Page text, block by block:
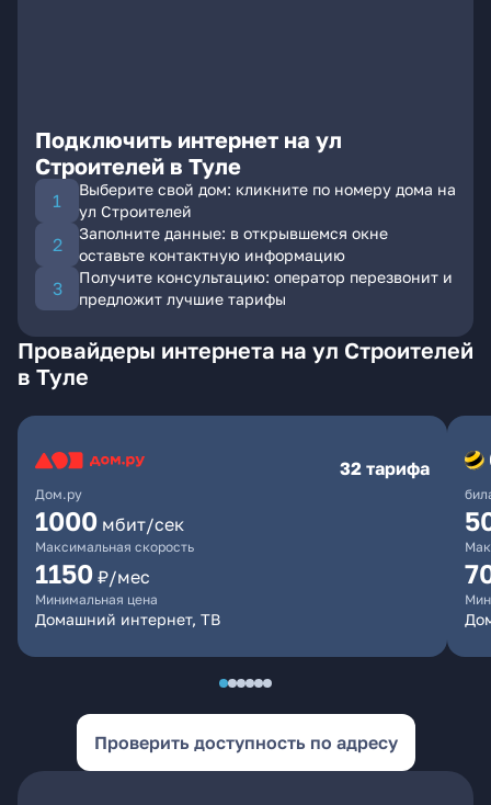
Подключить интернет на ул
Строителей в Туле
Выберите свой дом: кликните по номеру дома на
ул Строителей
Заполните данные: в открывшемся окне
оставьте контактную информацию
Получите консультацию: оператор перезвонит и
предложит лучшие тарифы
Провайдеры интернета на ул Строителей
в Туле
Дом.ру
32 тарифа
1000 мбит/сек
Максимальная скорость
1150 ₽/мес
Минимальная цена
Домашний интернет, ТВ
Проверить доступность по адресу